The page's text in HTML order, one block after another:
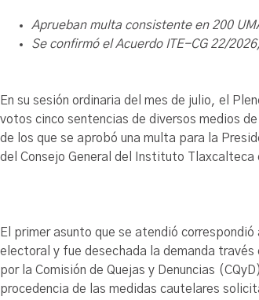
Aprueban multa consistente en 200
Se confirmó el Acuerdo ITE-CG 22/
En su sesión ordinaria del mes de julio, el
votos cinco sentencias de diversos medios
de los que se aprobó una multa para la
del Consejo General del Instituto
El primer asunto que se atendió
electoral y fue desechada la demanda
por la Comisión de Quejas y Denuncias
procedencia de las medidas cautelares